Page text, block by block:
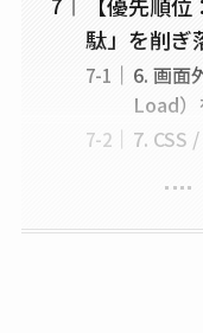
駄」を削ぎ
6. 画面
Load）
7. CSS